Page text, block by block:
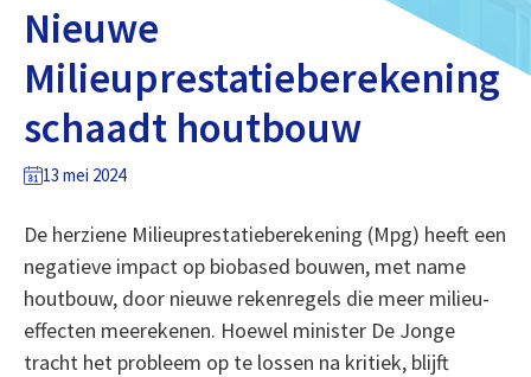
Nieuwe
Milieuprestatieberekening
schaadt houtbouw
13 mei 2024
De herziene Milieuprestatieberekening (Mpg) heeft een
negatieve impact op biobased bouwen, met name
houtbouw, door nieuwe rekenregels die meer milieu-
effecten meerekenen. Hoewel minister De Jonge
tracht het probleem op te lossen na kritiek, blijft